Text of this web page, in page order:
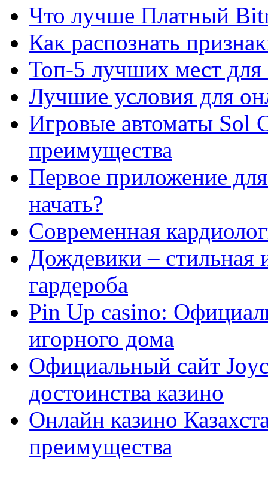
Что лучше Платный
Как распознать
Топ-5 лучших мест для
Лучшие условия для
Игровые автоматы Sol
преимущества
Первое приложение
начать?
Современная
Дождевики – стильная
гардероба
Pin Up casino:
игорного дома
Официальный сайт
достоинства казино
Онлайн казино
преимущества